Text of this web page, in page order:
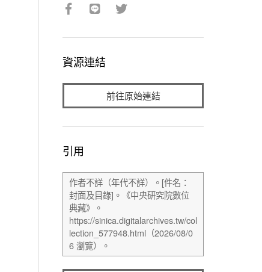
資源連結
前往原始連結
引用